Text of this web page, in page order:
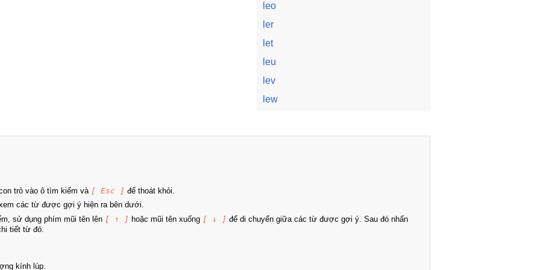
leo
ler
let
leu
lev
lew
trỏ vào ô tìm kiếm và [ Esc ] để thoát khỏi.
các từ được gợi ý hiện ra bên dưới.
sử dụng phím mũi tên lên [ ↑ ] hoặc mũi tên xuống [ ↓ ] để di chuyển giữa các từ được gợi ý. Sau đó nhấn
tiết từ đó.
kính lúp.